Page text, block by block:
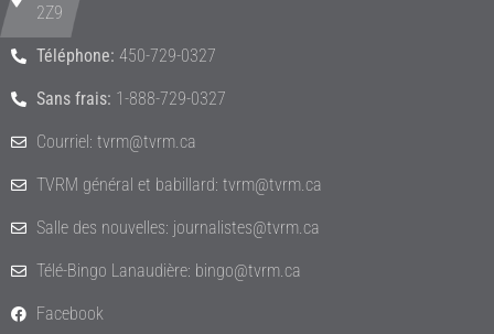
2Z9
Téléphone: 450-729-0327
Sans frais: 1-888-729-0327
Courriel: tvrm@tvrm.ca
TVRM général et babillard: tvrm@tvrm.ca
Salle des nouvelles: journalistes@tvrm.ca
Télé-Bingo Lanaudière: bingo@tvrm.ca
Facebook